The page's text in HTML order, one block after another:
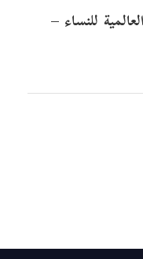
للنساء –